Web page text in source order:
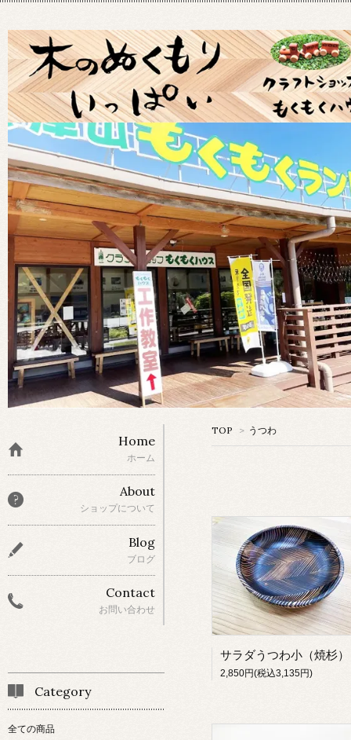
TOP > うつわ
サラダうつわ小（焼杉）
2,850円(税込3,135円)
Home
ホーム
About
ショップについて
Blog
ブログ
Contact
お問い合わせ
Category
全ての商品